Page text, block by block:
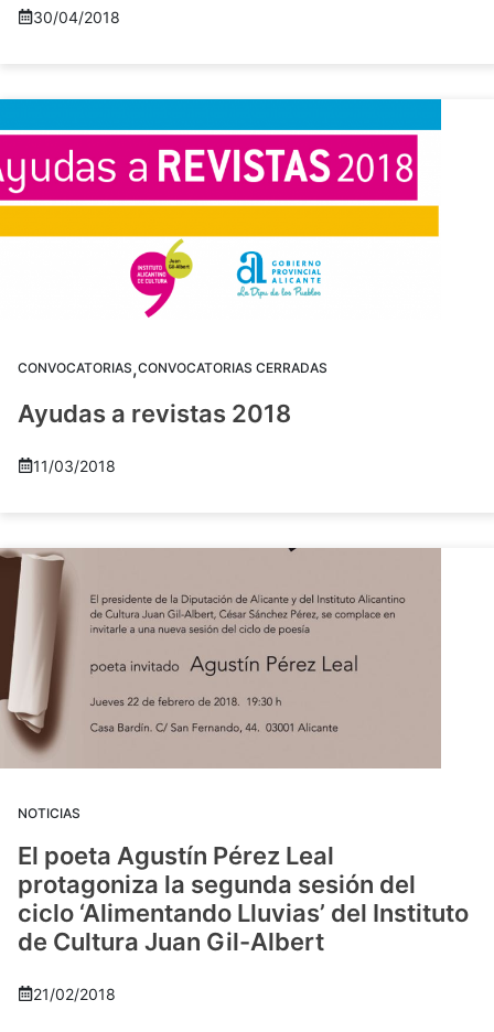
30/04/2018
CONVOCATORIAS,CONVOCATORIAS CERRADAS
Ayudas a revistas 2018
11/03/2018
NOTICIAS
El poeta Agustín Pérez Leal
protagoniza la segunda sesión del
ciclo ‘Alimentando Lluvias’ del Instituto
de Cultura Juan Gil-Albert
21/02/2018